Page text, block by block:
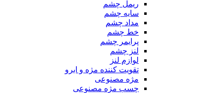
ریمل چشم
سایه چشم
مداد چشم
خط چشم
پرایمر چشم
لنز چشم
لوازم لنز
تقویت کننده مژه و ابرو
مژه مصنوعی
چسب مژه مصنوعی